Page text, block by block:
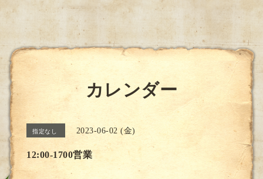
カレンダー
指定なし 2023-06-02 (金)
12:00-1700営業